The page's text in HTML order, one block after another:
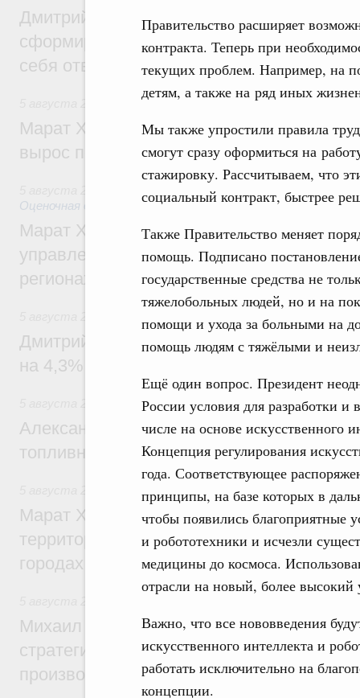
Правительство расширяет
контракта. Теперь при
текущих проблем. Например, на
детям, а также на ряд иных
Мы также упростили правила
смогут сразу оформиться на
стажировку. Рассчитываем, что
социальный контракт, быстрее
Также Правительство меняет
помощь. Подписано
государственные средства не
тяжелобольных людей, но и на
помощи и ухода за больными на
помощь людям с тяжёлыми и
Ещё один вопрос. Президент
России условия для разработки
числе на основе искусственного
Концепция регулирования
года. Соответствующее
принципы, на базе которых в
чтобы появились благоприятные
и робототехники и исчезли
медицины до космоса.
отрасли на новый, более высокий
Важно, что все нововведения
искусственного интеллекта и
работать исключительно на
концепции.
Дмитрий Чернышенко: Всемирный
сформировал целое сообщество людей,
себя ответственность за будущее
Национальный проект «Инфраструктура
Марат Хуснуллин: Ввод нежилых зданий
вырос почти на треть
Земельные отношения. Кадастровая
Оценочная деятельность
Марат Хуснуллин: По решению
управление «ДОМ.РФ» перейдёт более
регионах
Внутренний и въездной туризм
Дмитрий Чернышенко: Внутренний
на 4,3%, въездной – на 20,1%
Оборот бензина и дизельного топлива
Александр Новак провёл совещание по
топливном рынке
Жилищная политика, рынок жилья
Марат Хуснуллин: Первые проекты
территорий в Донбассе и Новороссии
городах ДНР
Михаил Мишустин дал поручения по
стратегической сессии, посвящённой
производительности труда